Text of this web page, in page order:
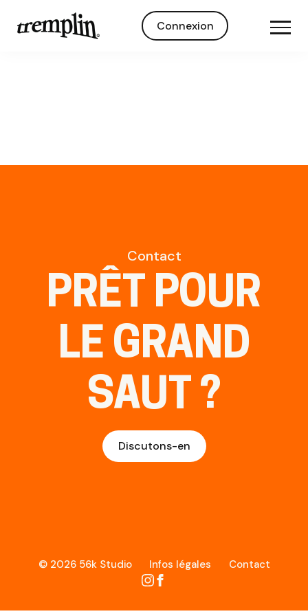
Connexion
Contact
PRÊT POUR
LE GRAND
SAUT ?
Discutons-en
© 2026 56k Studio Infos légales Contact